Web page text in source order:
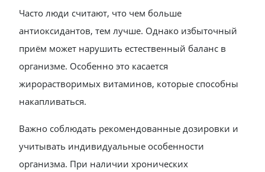
Часто люди считают, что чем больше
антиоксидантов, тем лучше. Однако избыточный
приём может нарушить естественный баланс в
организме. Особенно это касается
жирорастворимых витаминов, которые способны
накапливаться.
Важно соблюдать рекомендованные дозировки и
учитывать индивидуальные особенности
организма. При наличии хронических